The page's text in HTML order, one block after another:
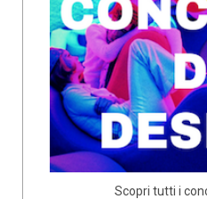
Scopri tutti i